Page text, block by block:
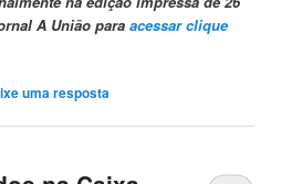
A União paraacessar clique
uma resposta